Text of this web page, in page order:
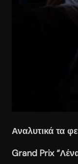
Αναλυτικά τα
Grand Prix